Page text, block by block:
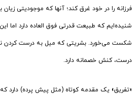
فرزانه را در خود غرق کند؛ آنها که موجودیتی زیان
شنیده‌ایم که طبیعت قدرتی فوق العاده دارد اما این
شکست می‌خورد. بشریتی که میل به درست کردن
درست، کنش خصمانه دارد.
«تفریق» یک مقدمه کوتاه (مثل پیش پرده) دارد